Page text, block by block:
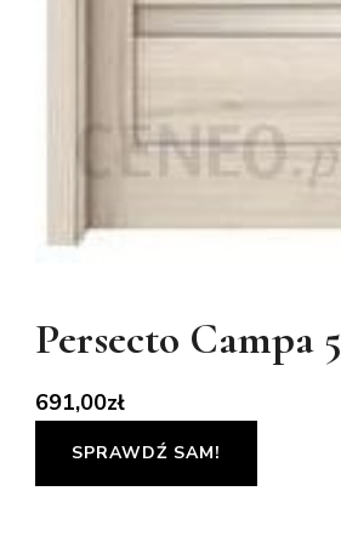
Persecto Campa 5
691,00zł
SPRAWDŹ SAM!